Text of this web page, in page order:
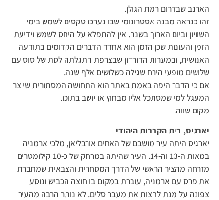
הארנב שבדרום רמת הגולן.
זהו כנראה מבנה אסטרונומי שבו נערכו טקסים לשמש בימי
השוויון וביום הארוך בשנה. אין להתפלא על היחס לשמש וידיעת
הזמן והעונות שכן הזמן הוא אחדד הדברים הקדומים בתודעה
האנושית, ובמערות הדורדון שבצרפת התגלתה לסת של סוס עם
שלושים מופעי הירח שגילה כשלושים אלף שנה.
אם כי הדבר היפה באמת באתר הוא התחושה המסתורית שיוצר
המעגל למי שמסתכל אליו מבחוץ או יושב בתוכו.
מקום שווה.
יארגיס, בית הקברות היהודי
יארגיס היתה עיר מושבם של האחים אורבליאן, מלכי ארמניה
במאות ה-13 וה-14. העיר שהיתה במרחק של כ-10 קילומטרים
מזרחה מהציר הראשי של הדרך המסחרית והצבאית שמחברת
את פרס עם ארמניה, עוברת במקום בו חוצה הכביש ונוסע
צפונה על מנת לחצות את מעבר סלים. לא נותר הרבה מהעיר